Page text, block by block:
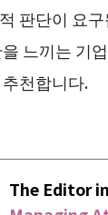
판단이 요
느끼는 기
천합니다.
The Editor